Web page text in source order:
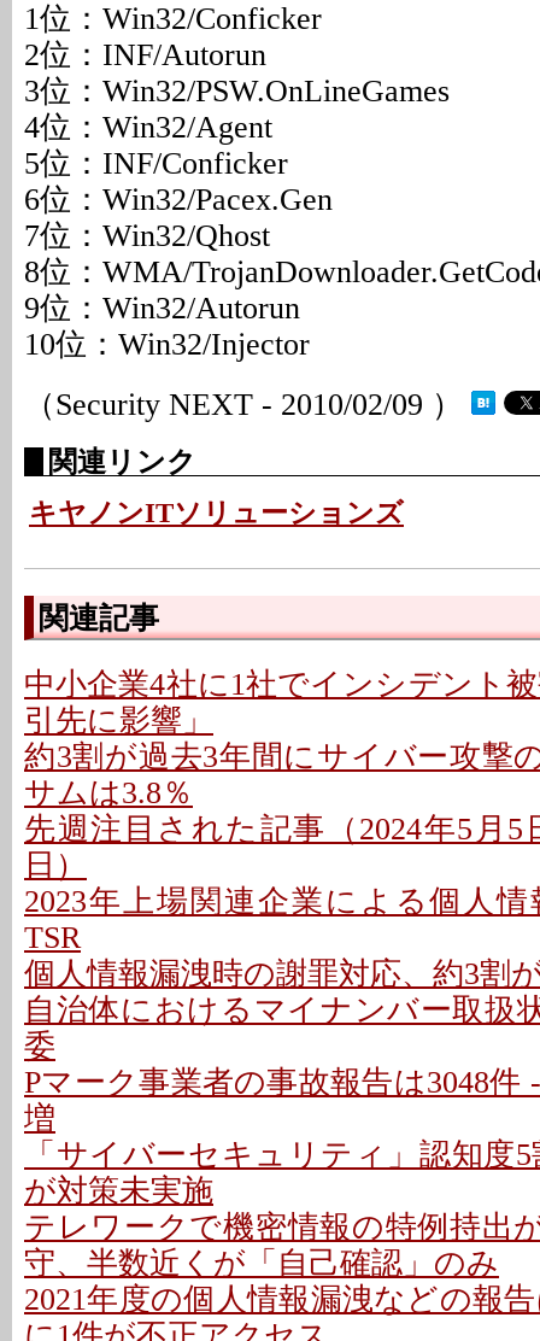
1位：Win32/Conficker
2位：INF/Autorun
3位：Win32/PSW.OnLineGames
4位：Win32/Agent
5位：INF/Conficker
6位：Win32/Pacex.Gen
7位：Win32/Qhost
8位：WMA/
9位：Win32/Autorun
10位：Win32/Injector
（Security NEXT - 2010/02/09 ）
関連リンク
キヤノンITソリューションズ
関連記事
中小企業4社に1社でインシデント
引先に影響」
約3割が過去3年間にサイバー攻撃
サムは3.8％
先週注目された記事（2024年5月5
日）
2023年上場関連企業による個人
TSR
個人情報漏洩時の謝罪対応、約3割
自治体におけるマイナンバー取扱
委
Pマーク事業者の事故報告は3048件
増
「サイバーセキュリティ」認知度
が対策未実施
テレワークで機密情報の特例持出
守、半数近くが「自己確認」のみ
2021年度の個人情報漏洩などの報